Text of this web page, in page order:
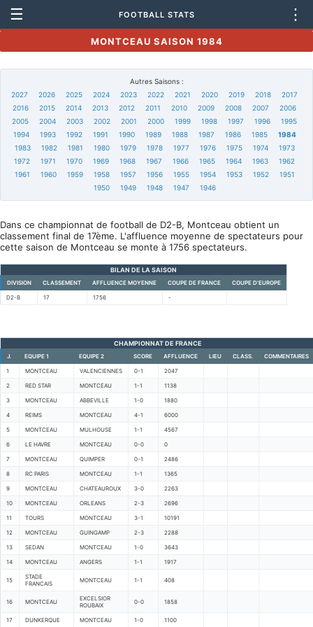
☰ FOOTBALL STATS ⋮
MONTCEAU SAISON 1984
Autres Saisons :
2027
2026 2025 2024 2023 2022 2021 2020 2019 2018
2017
2016
2015 2014 2013 2012 2011 2010 2009 2008 2007
2006
2005
2004 2003 2002 2001 2000 1999 1998 1997 1996
1995
1994
1993 1992 1991 1990 1989 1988 1987 1986 1985
1984
1983
1982 1981 1980 1979 1978 1977 1976 1975 1974
1973
1972
1971 1970 1969 1968 1967 1966 1965 1964 1963
1962
1961
1960 1959 1958 1957 1956 1955 1954 1953 1952
1951
1950
1949 1948 1947 1946
Dans ce championnat de football de D2-B, Montceau obtient un
classement final de 17ème. L'affluence moyenne de spectateurs pour
cette saison de Montceau se monte à 1756 spectateurs.
BILAN DE LA SAISON
DIVISION CLASSEMENT AFFLUENCE MOYENNE COUPE DE FRANCE COUPE D'EUROPE
D2-B 17 1756 -
CHAMPIONNAT DE FRANCE
J. EQUIPE 1 EQUIPE 2 SCORE AFFLUENCE LIEU CLASS. COMMENTAIRES
1 MONTCEAU VALENCIENNES 0-1 2047
2 RED STAR MONTCEAU 1-1 1138
3 MONTCEAU ABBEVILLE 1-0 1880
4 REIMS MONTCEAU 4-1 6000
5 MONTCEAU MULHOUSE 1-1 4567
6 LE HAVRE MONTCEAU 0-0 0
7 MONTCEAU QUIMPER 0-1 2486
8 RC PARIS MONTCEAU 1-1 1365
9 MONTCEAU CHATEAUROUX 3-0 2263
10 MONTCEAU ORLEANS 2-3 2696
11 TOURS MONTCEAU 3-1 10191
12 MONTCEAU GUINGAMP 2-3 2288
13 SEDAN MONTCEAU 1-0 3643
14 MONTCEAU ANGERS 1-1 1917
15
STADE
FRANCAIS
MONTCEAU 1-1 408
16 MONTCEAU
EXCELSIOR
ROUBAIX
0-0 1858
17 DUNKERQUE MONTCEAU 1-0 1100